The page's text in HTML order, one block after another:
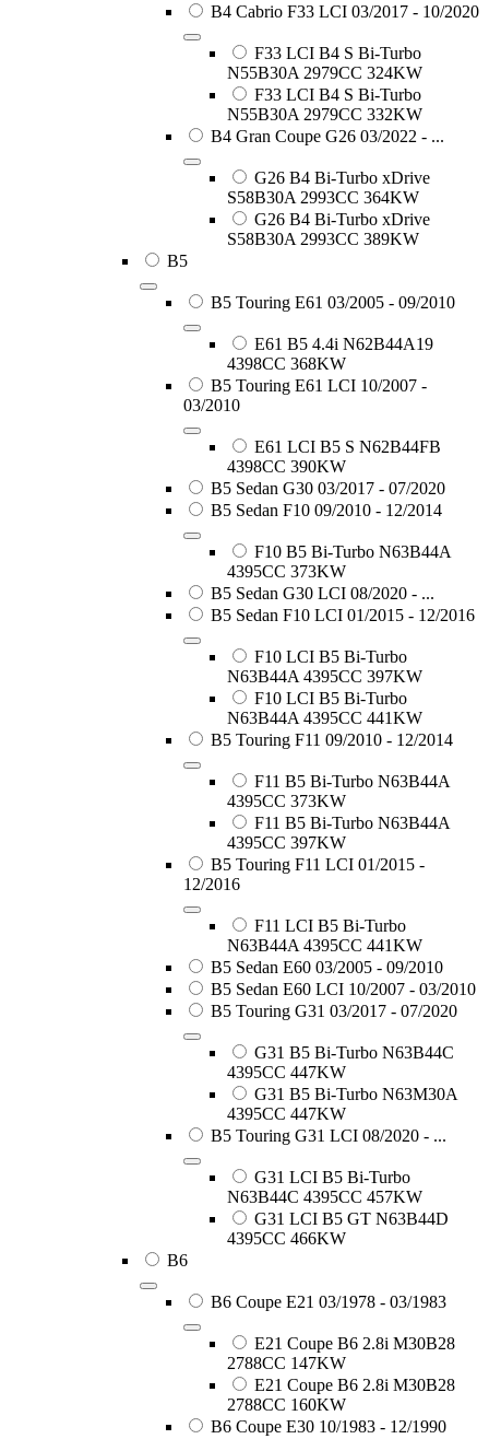
B4 Cabrio F33 LCI 03/2017 - 10/2020
F33 LCI B4 S Bi-Turbo
N55B30A 2979CC 324KW
F33 LCI B4 S Bi-Turbo
N55B30A 2979CC 332KW
B4 Gran Coupe G26 03/2022 - ...
G26 B4 Bi-Turbo xDrive
S58B30A 2993CC 364KW
G26 B4 Bi-Turbo xDrive
S58B30A 2993CC 389KW
B5
B5 Touring E61 03/2005 - 09/2010
E61 B5 4.4i N62B44A19
4398CC 368KW
B5 Touring E61 LCI 10/2007 -
03/2010
E61 LCI B5 S N62B44FB
4398CC 390KW
B5 Sedan G30 03/2017 - 07/2020
B5 Sedan F10 09/2010 - 12/2014
F10 B5 Bi-Turbo N63B44A
4395CC 373KW
B5 Sedan G30 LCI 08/2020 - ...
B5 Sedan F10 LCI 01/2015 - 12/2016
F10 LCI B5 Bi-Turbo
N63B44A 4395CC 397KW
F10 LCI B5 Bi-Turbo
N63B44A 4395CC 441KW
B5 Touring F11 09/2010 - 12/2014
F11 B5 Bi-Turbo N63B44A
4395CC 373KW
F11 B5 Bi-Turbo N63B44A
4395CC 397KW
B5 Touring F11 LCI 01/2015 -
12/2016
F11 LCI B5 Bi-Turbo
N63B44A 4395CC 441KW
B5 Sedan E60 03/2005 - 09/2010
B5 Sedan E60 LCI 10/2007 - 03/2010
B5 Touring G31 03/2017 - 07/2020
G31 B5 Bi-Turbo N63B44C
4395CC 447KW
G31 B5 Bi-Turbo N63M30A
4395CC 447KW
B5 Touring G31 LCI 08/2020 - ...
G31 LCI B5 Bi-Turbo
N63B44C 4395CC 457KW
G31 LCI B5 GT N63B44D
4395CC 466KW
B6
B6 Coupe E21 03/1978 - 03/1983
E21 Coupe B6 2.8i M30B28
2788CC 147KW
E21 Coupe B6 2.8i M30B28
2788CC 160KW
B6 Coupe E30 10/1983 - 12/1990